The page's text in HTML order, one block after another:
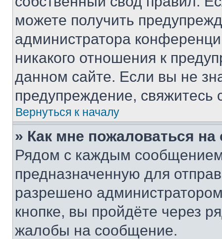
можете получить
администратора
никакого отношения к
данном сайте. Если вы не
предупреждение,
Вернуться к началу
» Как мне пожаловаться
Рядом с каждым сообщением
предназначенную для
разрешено
кнопке, вы пройдёте через
жалобы на сообщение.